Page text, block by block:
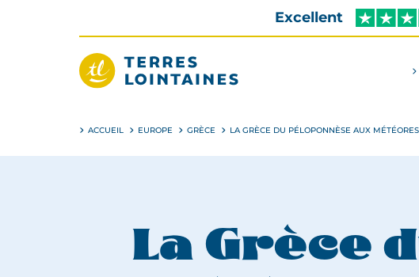
contenu
Excellent
ACCUEIL EUROPE GRÈCE LA GRÈCE DU PÉLOPONNÈSE AUX
La Grèce